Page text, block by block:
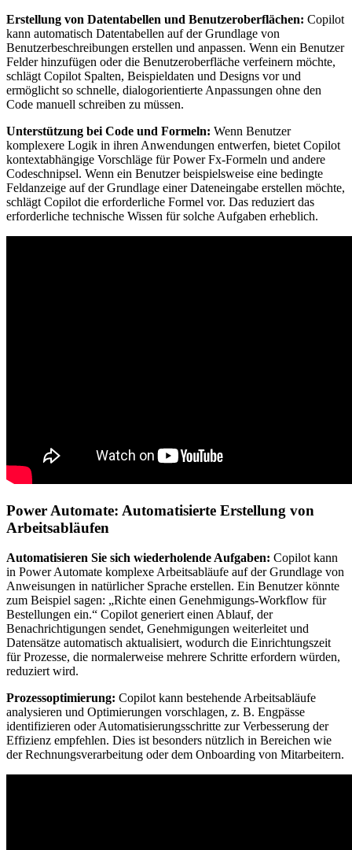
Erstellung von Datentabellen und Benutzeroberflächen: Copilot
kann automatisch Datentabellen auf der Grundlage von
Benutzerbeschreibungen erstellen und anpassen. Wenn ein Benutzer
Felder hinzufügen oder die Benutzeroberfläche verfeinern möchte,
schlägt Copilot Spalten, Beispieldaten und Designs vor und
ermöglicht so schnelle, dialogorientierte Anpassungen ohne den
Code manuell schreiben zu müssen.
Unterstützung bei Code und Formeln: Wenn Benutzer
komplexere Logik in ihren Anwendungen entwerfen, bietet Copilot
kontextabhängige Vorschläge für Power Fx-Formeln und andere
Codeschnipsel. Wenn ein Benutzer beispielsweise eine bedingte
Feldanzeige auf der Grundlage einer Dateneingabe erstellen möchte,
schlägt Copilot die erforderliche Formel vor. Das reduziert das
erforderliche technische Wissen für solche Aufgaben erheblich.
Power Automate: Automatisierte Erstellung von
Arbeitsabläufen
Automatisieren Sie sich wiederholende Aufgaben: Copilot kann
in Power Automate komplexe Arbeitsabläufe auf der Grundlage von
Anweisungen in natürlicher Sprache erstellen. Ein Benutzer könnte
zum Beispiel sagen: „Richte einen Genehmigungs-Workflow für
Bestellungen ein.“ Copilot generiert einen Ablauf, der
Benachrichtigungen sendet, Genehmigungen weiterleitet und
Datensätze automatisch aktualisiert, wodurch die Einrichtungszeit
für Prozesse, die normalerweise mehrere Schritte erfordern würden,
reduziert wird.
Prozessoptimierung: Copilot kann bestehende Arbeitsabläufe
analysieren und Optimierungen vorschlagen, z. B. Engpässe
identifizieren oder Automatisierungsschritte zur Verbesserung der
Effizienz empfehlen. Dies ist besonders nützlich in Bereichen wie
der Rechnungsverarbeitung oder dem Onboarding von Mitarbeitern.